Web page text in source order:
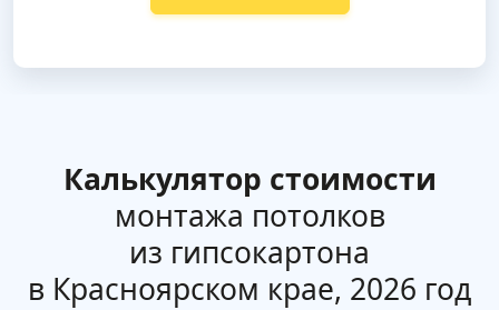
Калькулятор стоимости
монтажа потолков
из гипсокартона
в Красноярском крае, 2026 год